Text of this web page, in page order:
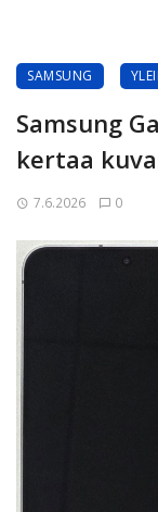
SAMSUNG
Samsung
kertaa
7.6.2026 0